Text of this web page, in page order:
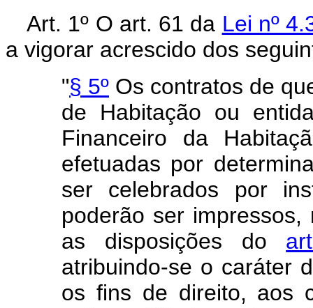
Art. 1º O art. 61 da Lei nº
a vigorar acrescido dos
"§ 5º Os contratos de
de Habitação ou
Financeiro da
efetuadas por
ser celebrados por
poderão ser
as disposições do
atribuindo-se o caráter
os fins de direito, aos